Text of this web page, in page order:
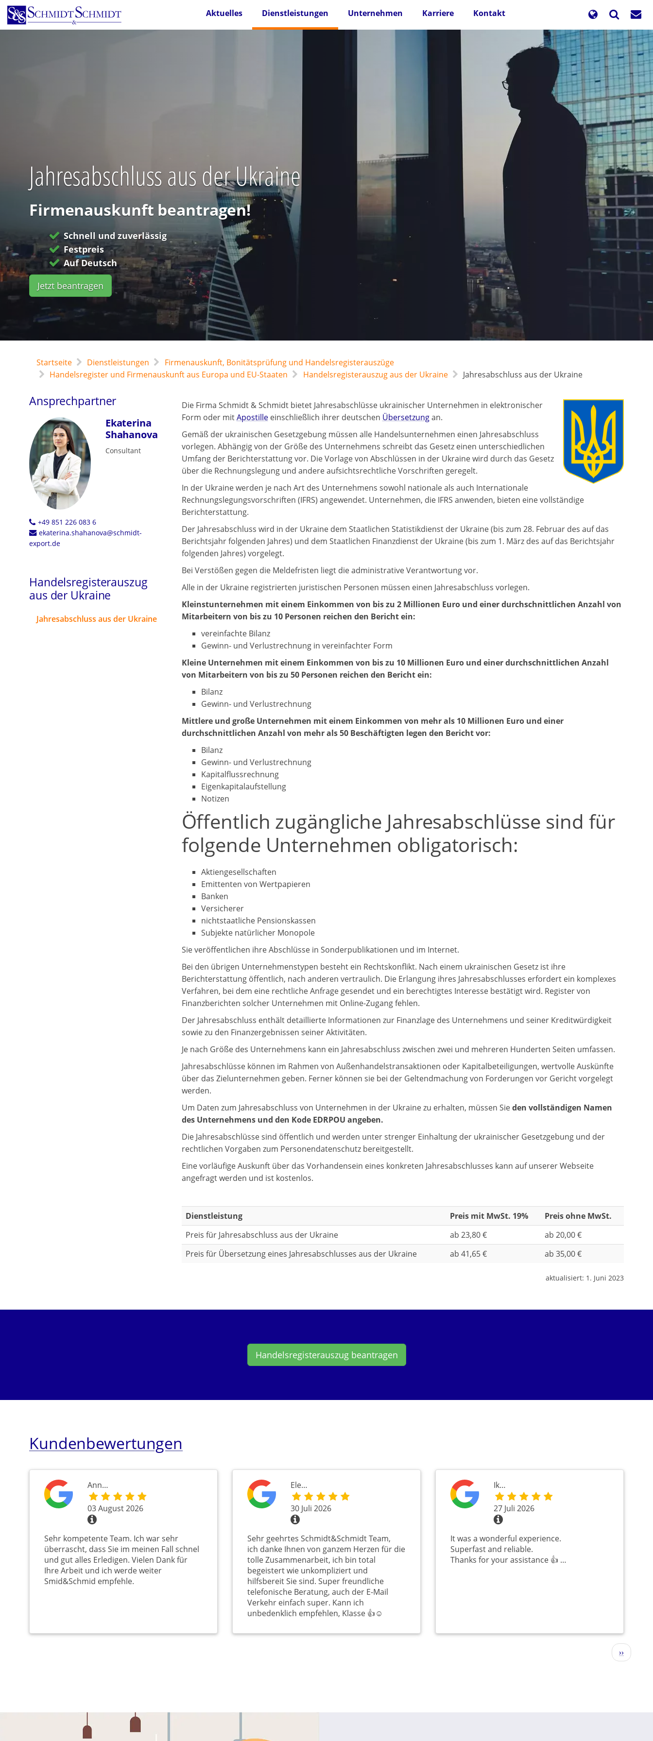
Direkt
zum
Inhalt
Aktuelles Dienstleistungen Unternehmen Karriere Kontakt
Jahresabschluss aus der Ukraine
Firmenauskunft beantragen!
Schnell und zuverlässig
Festpreis
Auf Deutsch
Jetzt beantragen
Startseite Dienstleistungen
Firmenauskunft, Bonitätsprüfung und Handelsregisterauszüge
Handelsregister und Firmenauskunft aus Europa und EU-Staaten
Handelsregisterauszug aus der Ukraine Jahresabschluss aus der Ukraine
Ansprechpartner
Ekaterina
Shahanova
Consultant
+49 851 226 083 6
ekaterina.shahanova@schmidt-
export.de
Handelsregisterauszug
aus der Ukraine
Jahresabschluss aus der Ukraine
Die Firma Schmidt & Schmidt bietet Jahresabschlüsse ukrainischer Unternehmen in elektronischer
Form oder mitApostilleeinschließlich ihrer deutschen Übersetzungan.
Gemäß der ukrainischen Gesetzgebung müssen alle Handelsunternehmen einen Jahresabschluss
vorlegen. Abhängig von der Größe des Unternehmens schreibt das Gesetz einen unterschiedlichen
Umfang der Berichterstattung vor. Die Vorlage von Abschlüssen in der Ukraine wird durch das Gesetz
über die Rechnungslegung und andere aufsichtsrechtliche Vorschriften geregelt.
In der Ukraine werden je nach Art des Unternehmens sowohl nationale als auch Internationale
Rechnungslegungsvorschriften (IFRS) angewendet. Unternehmen, die IFRS anwenden, bieten eine vollständige
Berichterstattung.
Der Jahresabschluss wird in der Ukraine dem Staatlichen Statistikdienst der Ukraine (bis zum 28. Februar des auf das
Berichtsjahr folgenden Jahres) und dem Staatlichen Finanzdienst der Ukraine (bis zum 1. März des auf das Berichtsjahr
folgenden Jahres) vorgelegt.
Bei Verstößen gegen die Meldefristen liegt die administrative Verantwortung vor.
Alle in der Ukraine registrierten juristischen Personen müssen einen Jahresabschluss vorlegen.
Kleinstunternehmen mit einem Einkommen von bis zu 2 Millionen Euro und einer durchschnittlichen Anzahl von
Mitarbeitern von bis zu 10 Personen reichen den Bericht ein:
vereinfachte Bilanz
Gewinn- und Verlustrechnung in vereinfachter Form
Kleine Unternehmen mit einem Einkommen von bis zu 10 Millionen Euro und einer durchschnittlichen Anzahl
von Mitarbeitern von bis zu 50 Personen reichen den Bericht ein:
Bilanz
Gewinn- und Verlustrechnung
Mittlere und große Unternehmen mit einem Einkommen von mehr als 10 Millionen Euro und einer
durchschnittlichen Anzahl von mehr als 50 Beschäftigten legen den Bericht vor:
Bilanz
Gewinn- und Verlustrechnung
Kapitalflussrechnung
Eigenkapitalaufstellung
Notizen
Öffentlich zugängliche Jahresabschlüsse sind für
folgende Unternehmen obligatorisch:
Aktiengesellschaften
Emittenten von Wertpapieren
Banken
Versicherer
nichtstaatliche Pensionskassen
Subjekte natürlicher Monopole
Sie veröffentlichen ihre Abschlüsse in Sonderpublikationen und im Internet.
Bei den übrigen Unternehmenstypen besteht ein Rechtskonflikt. Nach einem ukrainischen Gesetz ist ihre
Berichterstattung öffentlich, nach anderen vertraulich. Die Erlangung ihres Jahresabschlusses erfordert ein komplexes
Verfahren, bei dem eine rechtliche Anfrage gesendet und ein berechtigtes Interesse bestätigt wird. Register von
Finanzberichten solcher Unternehmen mit Online-Zugang fehlen.
Der Jahresabschluss enthält detaillierte Informationen zur Finanzlage des Unternehmens und seiner Kreditwürdigkeit
sowie zu den Finanzergebnissen seiner Aktivitäten.
Je nach Größe des Unternehmens kann ein Jahresabschluss zwischen zwei und mehreren Hunderten Seiten umfassen.
Jahresabschlüsse können im Rahmen von Außenhandelstransaktionen oder Kapitalbeteiligungen, wertvolle Auskünfte
über das Zielunternehmen geben. Ferner können sie bei der Geltendmachung von Forderungen vor Gericht vorgelegt
werden.
Um Daten zum Jahresabschluss von Unternehmen in der Ukraine zu erhalten, müssen Sieden vollständigen Namen
des Unternehmens und den Kode EDRPOU angeben.
Die Jahresabschlüsse sind öffentlich und werden unter strenger Einhaltung der ukrainischer Gesetzgebung und der
rechtlichen Vorgaben zum Personendatenschutz bereitgestellt.
Eine vorläufige Auskunft über das Vorhandensein eines konkreten Jahresabschlusses kann auf unserer Webseite
angefragt werden und ist kostenlos.
Dienstleistung Preis mit MwSt. 19%
Preis ohne MwSt.
Preis für Jahresabschluss aus der Ukraine
ab 23,80 €
ab 20,00 €
Preis für Übersetzung eines Jahresabschlusses aus der Ukraine
ab 41,65 € ab 35,00 €
aktualisiert: 1. Juni 2023
Handelsregisterauszug beantragen
Kundenbewertungen
Ann…
03 August 2026
Sehr kompetente Team. Ich war sehr
überrascht, dass Sie im meinen Fall schnel
und gut alles Erledigen. Vielen Dank für
Ihre Arbeit und ich werde weiter
Smid&Schmid empfehle.
Ele…
30 Juli 2026
Sehr geehrtes Schmidt&Schmidt Team,
ich danke Ihnen von ganzem Herzen für die
tolle Zusammenarbeit, ich bin total
begeistert wie unkompliziert und
hilfsbereit Sie sind. Super freundliche
telefonische Beratung, auch der E-Mail
Verkehr einfach super. Kann ich
unbedenklich empfehlen, Klasse 👍☺️
Ik…
27 Juli 2026
It was a wonderful experience.
Superfast and reliable.
Thanks for your assistance 👍 …
Nächste
Seite
››